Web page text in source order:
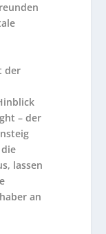
der
– der
lassen
an